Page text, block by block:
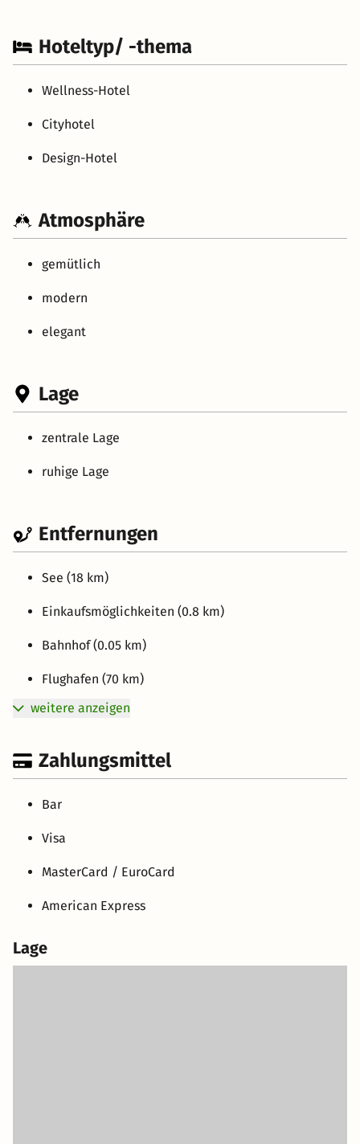
Hoteltyp/ -thema
Wellness-Hotel
Cityhotel
Design-Hotel
Atmosphäre
gemütlich
modern
elegant
Lage
zentrale Lage
ruhige Lage
Entfernungen
See (18 km)
Einkaufsmöglichkeiten (0.8 km)
Bahnhof (0.05 km)
Flughafen (70 km)
weitere anzeigen
Zahlungsmittel
Bar
Visa
MasterCard / EuroCard
American Express
Lage